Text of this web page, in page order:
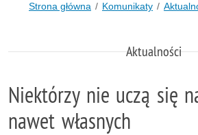
Strona główna Komunikaty
Aktualności
Niektórzy nie uczą się
nawet własnych